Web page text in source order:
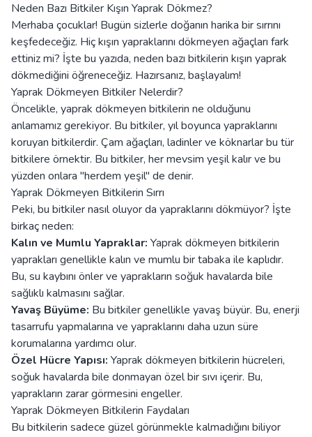
Neden Bazı Bitkiler Kışın Yaprak Dökmez?
Merhaba çocuklar! Bugün sizlerle doğanın harika bir sırrını
keşfedeceğiz. Hiç kışın yapraklarını dökmeyen ağaçları fark
ettiniz mi? İşte bu yazıda, neden bazı bitkilerin kışın yaprak
dökmediğini öğreneceğiz. Hazırsanız, başlayalım!
Yaprak Dökmeyen Bitkiler Nelerdir?
Öncelikle, yaprak dökmeyen bitkilerin ne olduğunu
anlamamız gerekiyor. Bu bitkiler, yıl boyunca yapraklarını
koruyan bitkilerdir. Çam ağaçları, ladinler ve köknarlar bu tür
bitkilere örnektir. Bu bitkiler, her mevsim yeşil kalır ve bu
yüzden onlara "herdem yeşil" de denir.
Yaprak Dökmeyen Bitkilerin Sırrı
Peki, bu bitkiler nasıl oluyor da yapraklarını dökmüyor? İşte
birkaç neden:
Kalın ve Mumlu Yapraklar: Yaprak dökmeyen bitkilerin
yaprakları genellikle kalın ve mumlu bir tabaka ile kaplıdır.
Bu, su kaybını önler ve yaprakların soğuk havalarda bile
sağlıklı kalmasını sağlar.
Yavaş Büyüme: Bu bitkiler genellikle yavaş büyür. Bu, enerji
tasarrufu yapmalarına ve yapraklarını daha uzun süre
korumalarına yardımcı olur.
Özel Hücre Yapısı: Yaprak dökmeyen bitkilerin hücreleri,
soğuk havalarda bile donmayan özel bir sıvı içerir. Bu,
yaprakların zarar görmesini engeller.
Yaprak Dökmeyen Bitkilerin Faydaları
Bu bitkilerin sadece güzel görünmekle kalmadığını biliyor